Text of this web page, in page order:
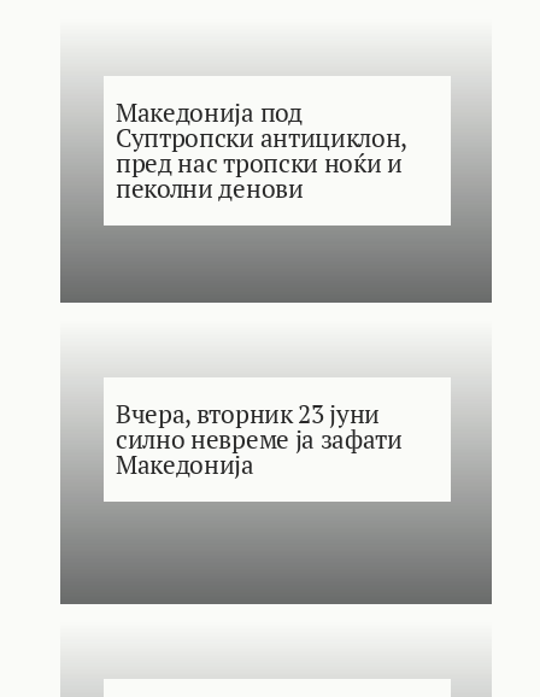
Македонија под
Суптропски антициклон,
пред нас тропски ноќи и
пеколни денови
Вчера, вторник 23 јуни
силно невреме ја зафати
Македонија